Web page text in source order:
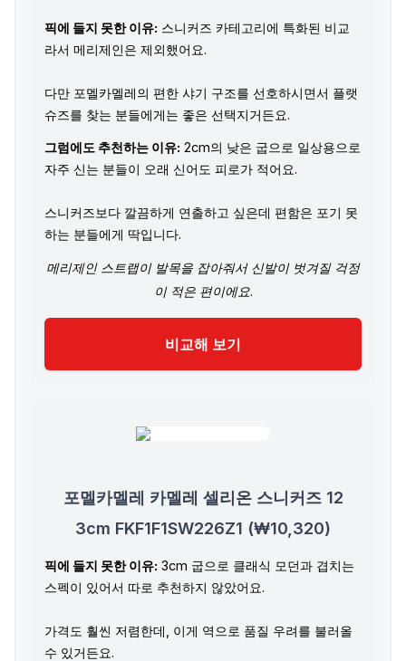
픽에 들지 못한 이유: 스니커즈 카테고리에 특화된 비교
라서 메리제인은 제외했어요.
다만 포멜카멜레의 편한 샤기 구조를 선호하시면서 플랫
슈즈를 찾는 분들에게는 좋은 선택지거든요.
그럼에도 추천하는 이유: 2cm의 낮은 굽으로 일상용으로
자주 신는 분들이 오래 신어도 피로가 적어요.
스니커즈보다 깔끔하게 연출하고 싶은데 편함은 포기 못
하는 분들에게 딱입니다.
메리제인 스트랩이 발목을 잡아줘서 신발이 벗겨질 걱정
이 적은 편이에요.
비교해 보기
포멜카멜레 카멜레 셀리온 스니커즈 12
3cm FKF1F1SW226Z1 (₩10,320)
픽에 들지 못한 이유: 3cm 굽으로 클래식 모던과 겹치는
스펙이 있어서 따로 추천하지 않았어요.
가격도 훨씬 저렴한데, 이게 역으로 품질 우려를 불러올
수 있거든요.